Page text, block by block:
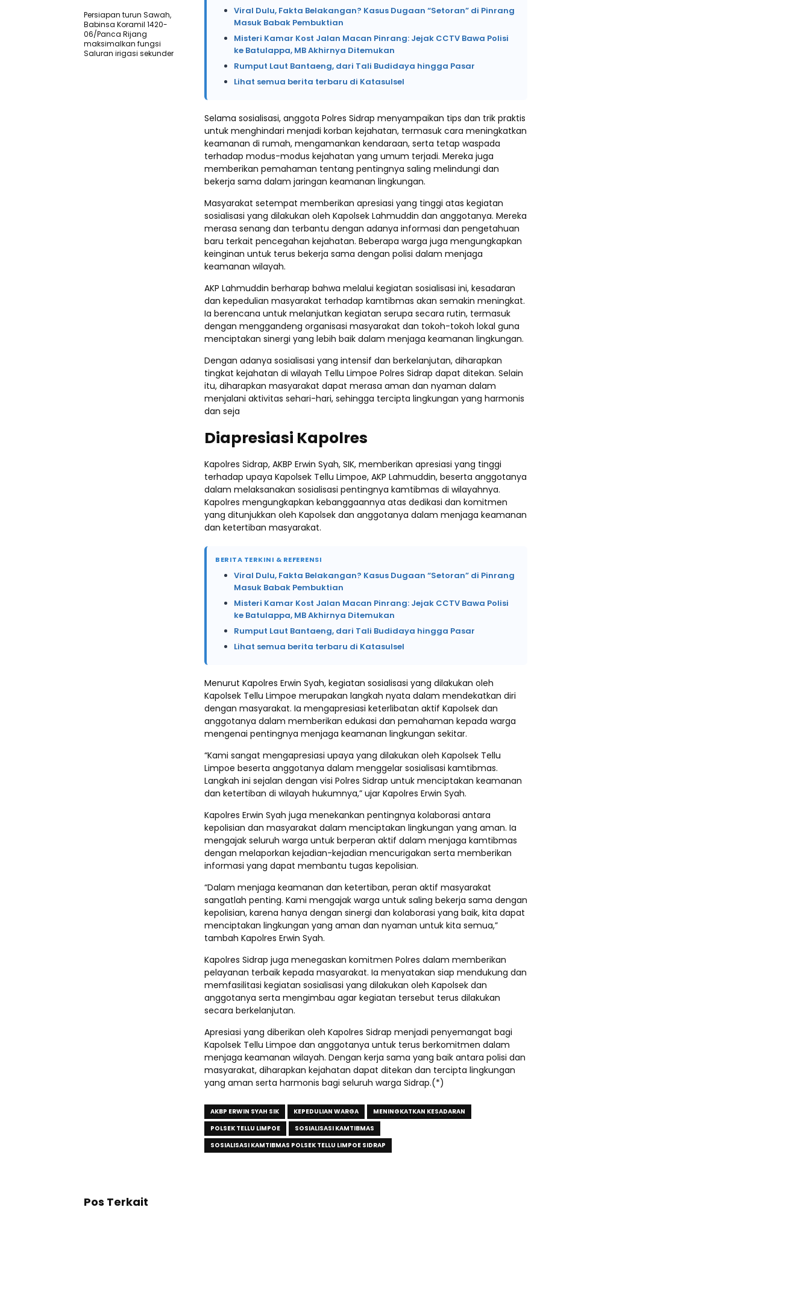
Viral Dulu, Fakta Belakangan? Kasus Dugaan “Setoran” di Pinrang
Masuk Babak Pembuktian
Misteri Kamar Kost Jalan Macan Pinrang: Jejak CCTV Bawa Polisi
ke Batulappa, MB Akhirnya Ditemukan
Rumput Laut Bantaeng, dari Tali Budidaya hingga Pasar
Lihat semua berita terbaru di Katasulsel
Selama sosialisasi, anggota Polres Sidrap menyampaikan tips dan trik praktis
untuk menghindari menjadi korban kejahatan, termasuk cara meningkatkan
keamanan di rumah, mengamankan kendaraan, serta tetap waspada
terhadap modus-modus kejahatan yang umum terjadi. Mereka juga
memberikan pemahaman tentang pentingnya saling melindungi dan
bekerja sama dalam jaringan keamanan lingkungan.
Masyarakat setempat memberikan apresiasi yang tinggi atas kegiatan
sosialisasi yang dilakukan oleh Kapolsek Lahmuddin dan anggotanya. Mereka
merasa senang dan terbantu dengan adanya informasi dan pengetahuan
baru terkait pencegahan kejahatan. Beberapa warga juga mengungkapkan
keinginan untuk terus bekerja sama dengan polisi dalam menjaga
keamanan wilayah.
AKP Lahmuddin berharap bahwa melalui kegiatan sosialisasi ini, kesadaran
dan kepedulian masyarakat terhadap kamtibmas akan semakin meningkat.
Ia berencana untuk melanjutkan kegiatan serupa secara rutin, termasuk
dengan menggandeng organisasi masyarakat dan tokoh-tokoh lokal guna
menciptakan sinergi yang lebih baik dalam menjaga keamanan lingkungan.
Dengan adanya sosialisasi yang intensif dan berkelanjutan, diharapkan
tingkat kejahatan di wilayah Tellu Limpoe Polres Sidrap dapat ditekan. Selain
itu, diharapkan masyarakat dapat merasa aman dan nyaman dalam
menjalani aktivitas sehari-hari, sehingga tercipta lingkungan yang harmonis
dan seja
Diapresiasi Kapolres
Kapolres Sidrap, AKBP Erwin Syah, SIK, memberikan apresiasi yang tinggi
terhadap upaya Kapolsek Tellu Limpoe, AKP Lahmuddin, beserta anggotanya
dalam melaksanakan sosialisasi pentingnya kamtibmas di wilayahnya.
Kapolres mengungkapkan kebanggaannya atas dedikasi dan komitmen
yang ditunjukkan oleh Kapolsek dan anggotanya dalam menjaga keamanan
dan ketertiban masyarakat.
BERITA TERKINI & REFERENSI
Viral Dulu, Fakta Belakangan? Kasus Dugaan “Setoran” di Pinrang
Masuk Babak Pembuktian
Misteri Kamar Kost Jalan Macan Pinrang: Jejak CCTV Bawa Polisi
ke Batulappa, MB Akhirnya Ditemukan
Rumput Laut Bantaeng, dari Tali Budidaya hingga Pasar
Lihat semua berita terbaru di Katasulsel
Menurut Kapolres Erwin Syah, kegiatan sosialisasi yang dilakukan oleh
Kapolsek Tellu Limpoe merupakan langkah nyata dalam mendekatkan diri
dengan masyarakat. Ia mengapresiasi keterlibatan aktif Kapolsek dan
anggotanya dalam memberikan edukasi dan pemahaman kepada warga
mengenai pentingnya menjaga keamanan lingkungan sekitar.
“Kami sangat mengapresiasi upaya yang dilakukan oleh Kapolsek Tellu
Limpoe beserta anggotanya dalam menggelar sosialisasi kamtibmas.
Langkah ini sejalan dengan visi Polres Sidrap untuk menciptakan keamanan
dan ketertiban di wilayah hukumnya,” ujar Kapolres Erwin Syah.
Kapolres Erwin Syah juga menekankan pentingnya kolaborasi antara
kepolisian dan masyarakat dalam menciptakan lingkungan yang aman. Ia
mengajak seluruh warga untuk berperan aktif dalam menjaga kamtibmas
dengan melaporkan kejadian-kejadian mencurigakan serta memberikan
informasi yang dapat membantu tugas kepolisian.
“Dalam menjaga keamanan dan ketertiban, peran aktif masyarakat
sangatlah penting. Kami mengajak warga untuk saling bekerja sama dengan
kepolisian, karena hanya dengan sinergi dan kolaborasi yang baik, kita dapat
menciptakan lingkungan yang aman dan nyaman untuk kita semua,”
tambah Kapolres Erwin Syah.
Kapolres Sidrap juga menegaskan komitmen Polres dalam memberikan
pelayanan terbaik kepada masyarakat. Ia menyatakan siap mendukung dan
memfasilitasi kegiatan sosialisasi yang dilakukan oleh Kapolsek dan
anggotanya serta mengimbau agar kegiatan tersebut terus dilakukan
secara berkelanjutan.
Apresiasi yang diberikan oleh Kapolres Sidrap menjadi penyemangat bagi
Kapolsek Tellu Limpoe dan anggotanya untuk terus berkomitmen dalam
menjaga keamanan wilayah. Dengan kerja sama yang baik antara polisi dan
masyarakat, diharapkan kejahatan dapat ditekan dan tercipta lingkungan
yang aman serta harmonis bagi seluruh warga Sidrap.(*)
AKBP ERWIN SYAH SIK KEPEDULIAN WARGA
MENINGKATKAN KESADARAN
POLSEK TELLU LIMPOE
SOSIALISASI KAMTIBMAS
SOSIALISASI KAMTIBMAS POLSEK TELLU LIMPOE SIDRAP
Persiapan turun Sawah,
Babinsa Koramil 1420-
06/Panca Rijang
maksimalkan fungsi
Saluran irigasi sekunder
Pos Terkait